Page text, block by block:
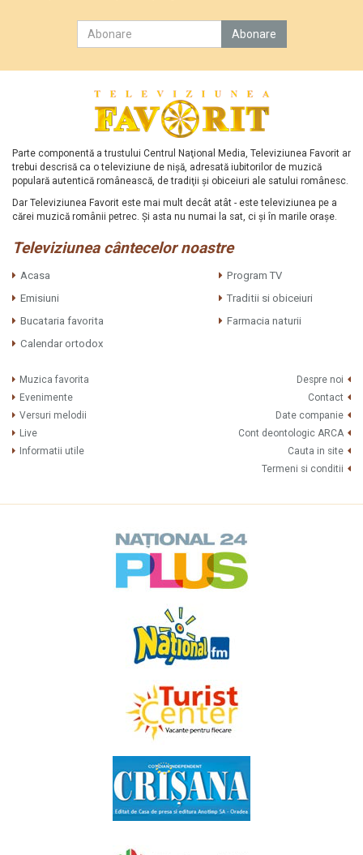
Parte componentă a trustului Centrul Naţional Media, Televiziunea Favorit ar
trebui descrisă ca o televiziune de nişă, adresată iubitorilor de muzică
populară autentică românească, de tradiţii şi obiceiuri ale satului românesc.
Dar Televiziunea Favorit este mai mult decât atât - este televiziunea pe a
cărei muzică românii petrec. Şi asta nu numai la sat, ci şi în marile oraşe.
Televiziunea cântecelor noastre
Acasa
Program TV
Emisiuni
Traditii si obiceiuri
Bucataria favorita
Farmacia naturii
Calendar ortodox
Muzica favorita
Evenimente
Versuri melodii
Live
Informatii utile
Despre noi
Contact
Date companie
Cont deontologic ARCA
Cauta in site
Termeni si conditii